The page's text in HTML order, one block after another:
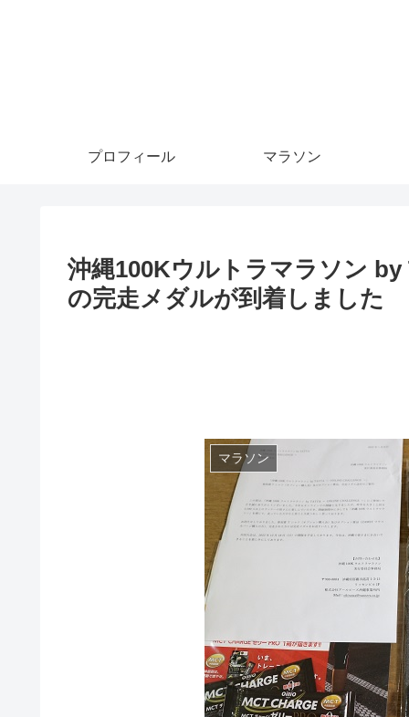
プロフィール マラソン
沖縄100Kウルトラマラソン
の完走メダルが到着しました
マラソン